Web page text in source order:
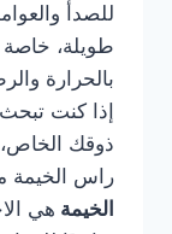
للصدأ
طويلة، خاصة
بالحرارة
إذا كنت
ذوقك
راس الخيمة
الخيمة هي